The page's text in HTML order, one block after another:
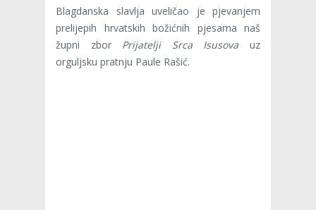
Blagdanska slavlja uveličao je pjevanjem
prelijepih hrvatskih božićnih pjesama naš
župni zbor Prijatelji Srca Isusova uz
orguljsku pratnju Paule Rašić.